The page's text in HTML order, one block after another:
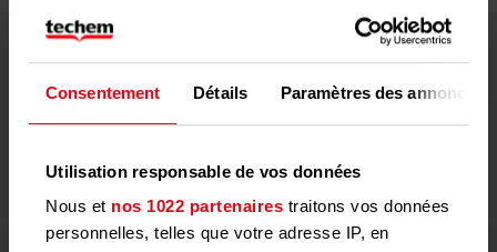
Consentement Détails Paramètres des annonces
Utilisation responsable de vos données
Nous et nos 1022 partenaires traitons vos données
personnelles, telles que votre adresse IP, en
Un système, de nombreux avantages
Les avantages